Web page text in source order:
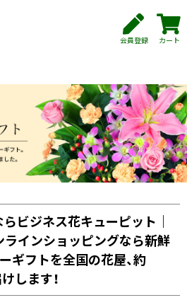
会員登録 カート
ビジネス花キューピット｜
インショッピングなら新鮮
ギフトを全国の花屋、約
します！